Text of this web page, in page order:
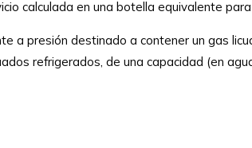
calculada en una botella equivalente
a presión destinado a contener un gas
refrigerados, de una capacidad (en